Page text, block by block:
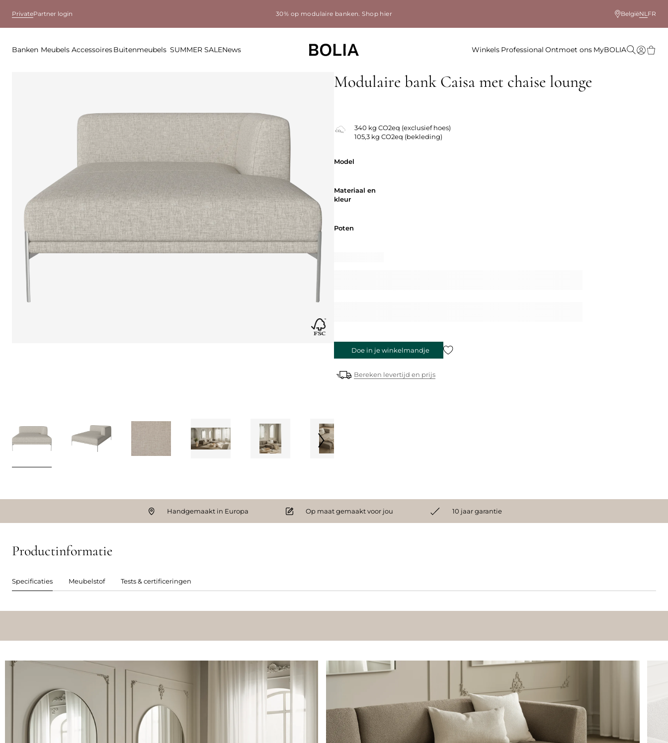
PrivatePartner login 30% op modulaire banken.Shop hier BelgiëNLFR
Banken Meubels AccessoiresBuitenmeubels SUMMER SALENews Winkels Professional Ontmoet ons MyBOLIA
Modulaire bank Caisa met chaise lounge
340 kg CO2eq (exclusief hoes)
105,3 kg CO2eq (bekleding)
Model
Materiaal en
kleur
Poten
Doe in je winkelmandje
Bereken levertijd en prijs
Handgemaakt in Europa Op maat gemaakt voor jou 10 jaar garantie
Productinformatie
Specificaties Meubelstof Tests & certificeringen